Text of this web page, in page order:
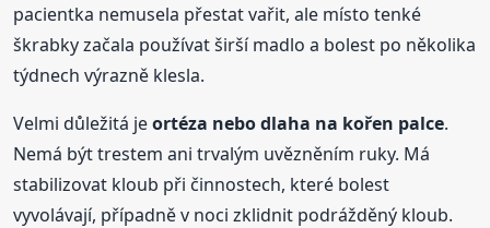
pacientka nemusela přestat vařit, ale místo tenké
škrabky začala používat širší madlo a bolest po několika
týdnech výrazně klesla.
Velmi důležitá jeortéza nebo dlaha na kořen palce.
Nemá být trestem ani trvalým uvězněním ruky. Má
stabilizovat kloub při činnostech, které bolest
vyvolávají, případně v noci zklidnit podrážděný kloub.